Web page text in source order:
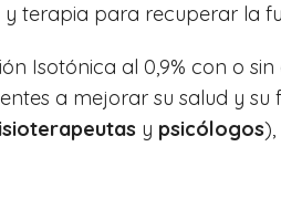
y terapia para recuperar la
Isotónica al 0,9% con o
a mejorar su salud y
y psicólogos